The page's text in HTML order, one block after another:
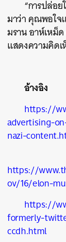
“การปล่อ
มาว่า คุณพอใจ
มราน อาห์เหม็
แสดงความคิด
อ้างอิง
https://
advertising-
nazi-
https://
ov/16/elon-
https://
formerly-
ccdh.html